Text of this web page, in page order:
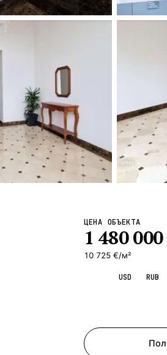
ЦЕНА ОБЪЕКТА
1 480 000
10 725 €/м²
USD RUB